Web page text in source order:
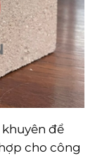
để
cho công